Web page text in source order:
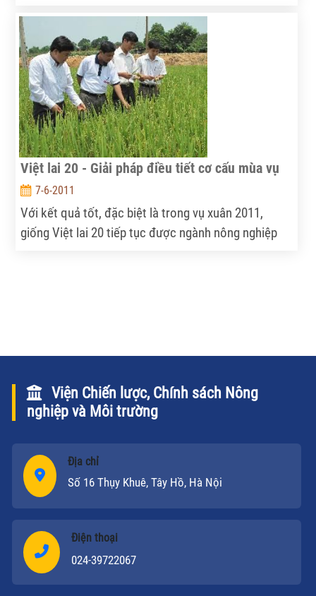
Độ tập trung tại Yên Bái", nhằm đánh giá kết quả của
việc phát triển cây tre Bát Độ tập trung ở Yên Bái 5
năm qua.
Việt lai 20 - Giải pháp điều tiết cơ cấu mùa vụ
7-6-2011
Với kết quả tốt, đặc biệt là trong vụ xuân 2011,
giống Việt lai 20 tiếp tục được ngành nông nghiệp
Viện Chiến lược, Chính sách Nông
nghiệp và Môi trường
Địa chỉ
Số 16 Thụy Khuê, Tây Hồ, Hà Nội
Điện thoại
024-39722067